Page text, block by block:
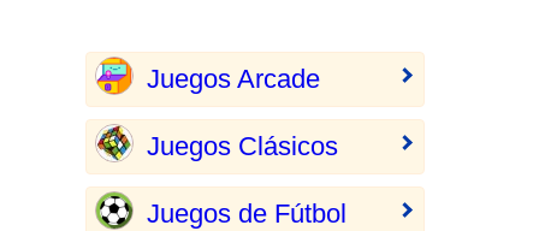
Juegos Arcade
Juegos Clásicos
Juegos de Fútbol